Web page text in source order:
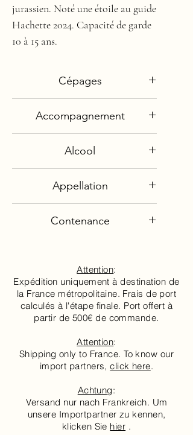
jurassien. Noté une étoile au guide
Hachette 2024. Capacité de garde
10 à 15 ans.
Cépages
Accompagnement
Poissons grillés
Poëlées de légumes
Châtaignes
Alcool
Appellation
Contenance
Attention:
Expédition uniquement à destination de
la France métropolitaine. Frais de port
calculés à l'étape finale. Port offert à
partir de 500€ de commande.
Attention:
Shipping only to France. To know our
import partners,click here.
Achtung:
Versand nur nach Frankreich. Um
unsere Importpartner zu kennen,
klicken Sie hier .